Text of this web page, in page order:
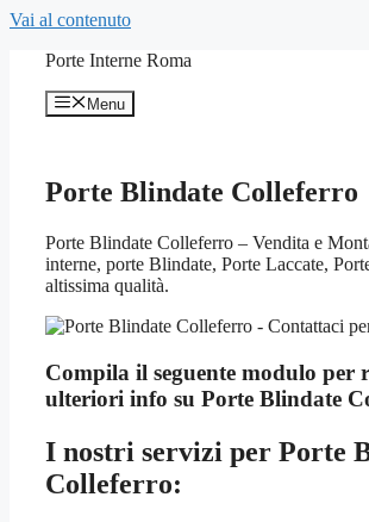
Vai al contenuto
Porte Interne Roma
Menu
Porte Blindate Colleferro
Porte Blindate Colleferro – Vendita e
interne, porte Blindate, Porte Laccate,
altissima qualità.
Compila il seguente modulo per
ulteriori info su Porte Blindate
I nostri servizi per Porte
Colleferro: